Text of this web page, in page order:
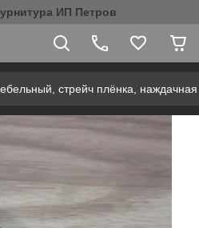
ИП Петров
стрейч плёнка,